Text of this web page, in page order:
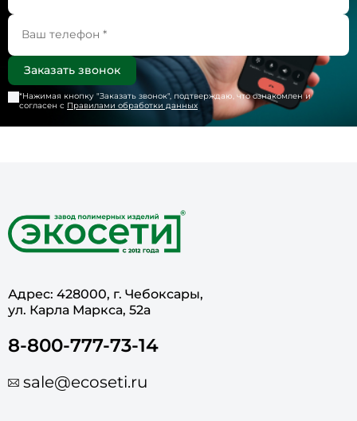
*Нажимая кнопку "Заказать звонок", подтверждаю, что ознакомлен и
согласен с Правилами обработки данных
Адрес: 428000, г. Чебоксары,
ул. Карла Маркса, 52а
8-800-777-73-14
sale@ecoseti.ru